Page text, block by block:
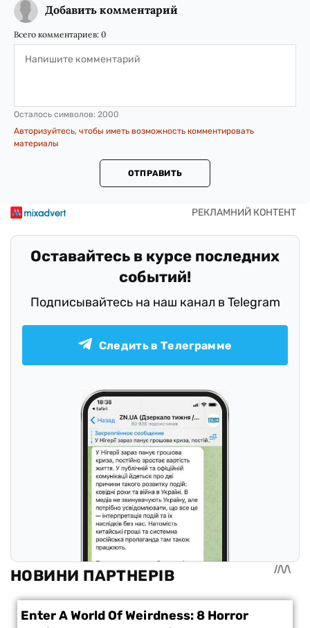
Добавить комментарий
Всего комментариев: 0
Осталось символов: 2000
Авторизуйтесь, чтобы иметь возможность комментировать
материалы
ОТПРАВИТЬ
Оставайтесь в курсе последних
событий!
Подписывайтесь на наш канал в Telegram
Следить в Телеграмме